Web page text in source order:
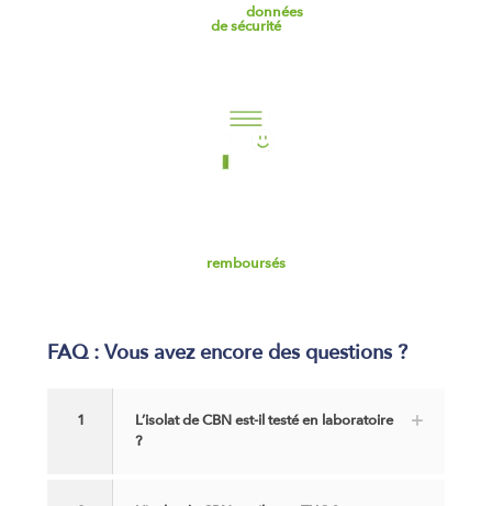
données
de sécurité
remboursés
FAQ : Vous avez encore des questions ?
1
L’isolat de CBN est-il testé en laboratoire
?